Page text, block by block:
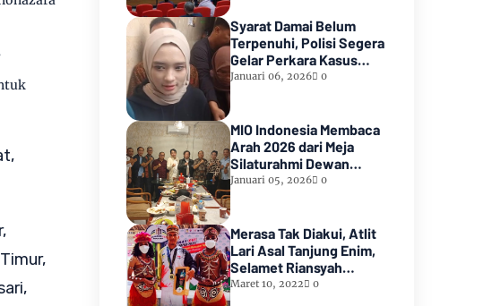
Syarat Damai Belum
Terpenuhi, Polisi Segera
Gelar Perkara Kasus
Dugaan Perzinaan Inara
Januari 06, 2026 0
MIO Indonesia Membaca
Arah 2026 dari Meja
Silaturahmi Dewan
Kehormatan
Januari 05, 2026 0
Merasa Tak Diakui, Atlit
Lari Asal Tanjung Enim,
Selamet Riansyah
Sukses di Papua dan
Maret 10, 2022 0